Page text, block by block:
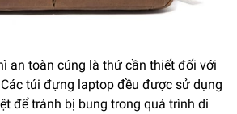
an toàn cúng là thứ cần thiết đối với
túi đựng laptop đều được sử dụng
để tránh bị bung trong quá trình di